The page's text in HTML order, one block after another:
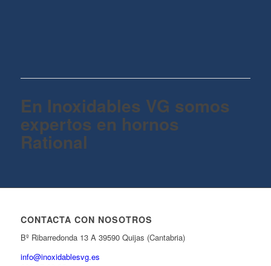
En Inoxidables VG somos
expertos en hornos
Rational
CONTACTA CON NOSOTROS
Bº Ribarredonda 13 A 39590 Quijas (Cantabria)
info@inoxidablesvg.es